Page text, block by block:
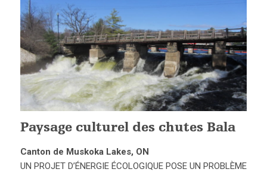
Paysage culturel des chutes Bala
Canton de Muskoka Lakes, ON
UN PROJET D’ÉNERGIE ÉCOLOGIQUE POSE UN PROBLÈME